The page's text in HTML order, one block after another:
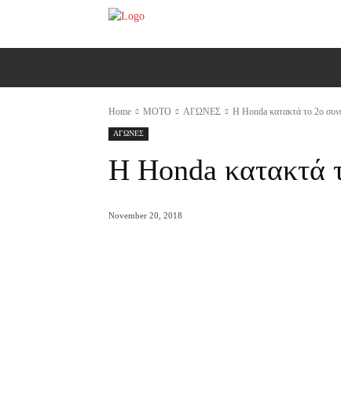
Home MOTO ΑΓΩΝΕΣ Η Honda κατακτά το 2ο
ΑΓΩΝΕΣ
Η Honda κατακτά
November 20, 2018